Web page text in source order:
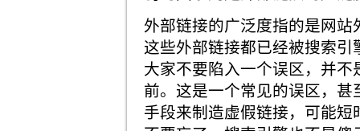
外部链接的广泛度指的是网
这些外部链接都已经被搜索
大家不要陷入一个误区，并
前。这是一个常见的误区，
手段来制造虚假链接，可能